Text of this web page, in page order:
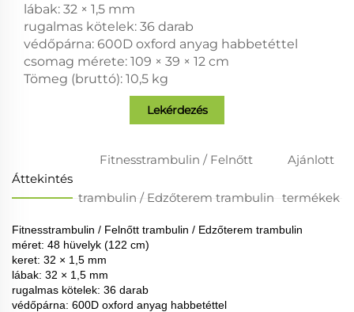
lábak: 32 × 1,5 mm
rugalmas kötelek: 36 darab
védőpárna: 600D oxford anyag habbetéttel
csomag mérete: 109 × 39 × 12 cm
Tömeg (bruttó): 10,5 kg
Lekérdezés
Áttekintés
Fitnesstrambulin / Felnőtt
trambulin / Edzőterem trambulin
Ajánlott
termékek
Fitnesstrambulin / Felnőtt trambulin / Edzőterem trambulin
méret: 48 hüvelyk (122 cm)
keret: 32 × 1,5 mm
lábak: 32 × 1,5 mm
rugalmas kötelek: 36 darab
védőpárna: 600D oxford anyag habbetéttel